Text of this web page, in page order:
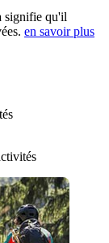
signifie qu'il
en savoir plus